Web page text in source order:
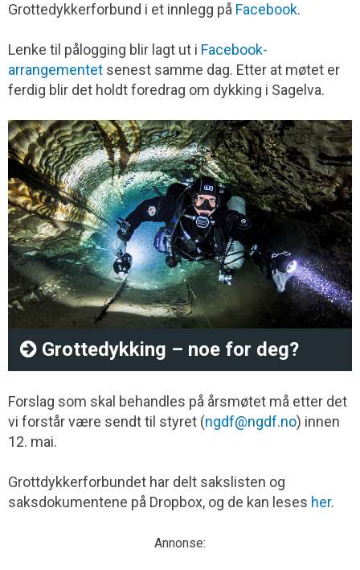
Grottedykkerforbund i et innlegg på Facebook.
Lenke til pålogging blir lagt ut i Facebook-
arrangementet senest samme dag. Etter at møtet er
ferdig blir det holdt foredrag om dykking i Sagelva.
Grottedykking – noe for deg?
Forslag som skal behandles på årsmøtet må etter det
vi forstår være sendt til styret (ngdf@ngdf.no) innen
12. mai.
Grottdykkerforbundet har delt sakslisten og
saksdokumentene på Dropbox, og de kan leses her.
Annonse: